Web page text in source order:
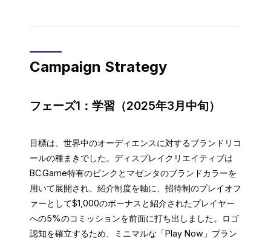
Campaign Strategy
フェーズ1：学習（2025年3月中旬）
目標は、世界中のオーディエンスに対するブランドリコ
ールの種まきでした。ディスプレイクリエイティブは
BC.Game特有のピンクとマゼンタのブランドカラーを
用いて展開され、紹介制度を軸に、招待制のプレイオフ
ァーとして$1,000のボーナスと紹介されたプレイヤー
への5%のコミッションを前面に打ち出しました。ロゴ
認知を確立するため、ミニマルな「Play Now」ブラン